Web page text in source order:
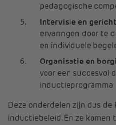
pedagogische
Intervisie en
ervaringen door te
en individuele
Organisatie en
voor een succesvol
inductieprogramma
Deze onderdelen zijn dus de
inductiebeleid. En ze